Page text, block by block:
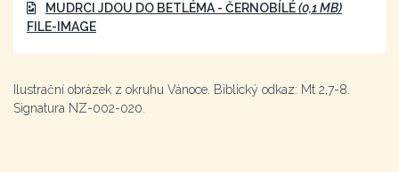
MUDRCI JDOU DO BETLÉMA - ČERNOBÍLÉ(0,1 MB)
FILE-IMAGE
Ilustrační obrázek z okruhu Vánoce. Biblický odkaz: Mt 2,7-8.
Signatura NZ-002-020.